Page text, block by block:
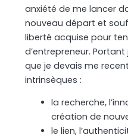
anxiété de me lancer
nouveau départ et
liberté acquise pour
d’entrepreneur.
que je devais me
intrinsèques :
la recherche,
création de
le lien,